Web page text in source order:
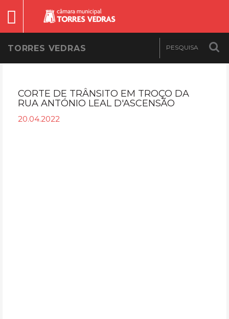
TORRES VEDRAS
CORTE DE TRÂNSITO EM TROÇO DA
RUA ANTÓNIO LEAL D'ASCENSÃO
20.04.2022